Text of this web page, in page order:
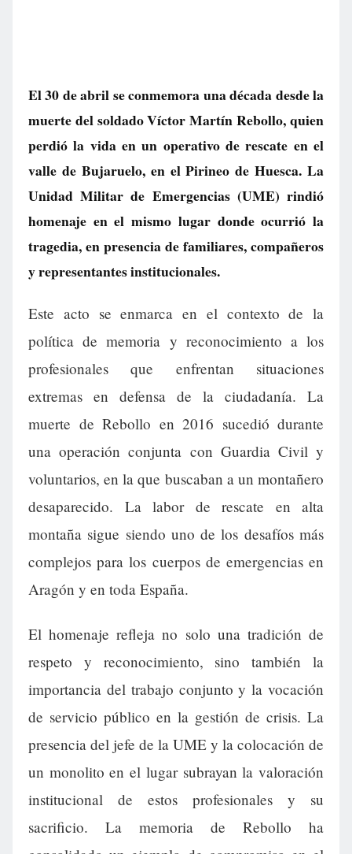
El 30 de abril se conmemora una década desde la
muerte del soldado Víctor Martín Rebollo, quien
perdió la vida en un operativo de rescate en el
valle de Bujaruelo, en el Pirineo de Huesca. La
Unidad Militar de Emergencias (UME) rindió
homenaje en el mismo lugar donde ocurrió la
tragedia, en presencia de familiares, compañeros
y representantes institucionales.
Este acto se enmarca en el contexto de la
política de memoria y reconocimiento a los
profesionales que enfrentan situaciones
extremas en defensa de la ciudadanía. La
muerte de Rebollo en 2016 sucedió durante
una operación conjunta con Guardia Civil y
voluntarios, en la que buscaban a un montañero
desaparecido. La labor de rescate en alta
montaña sigue siendo uno de los desafíos más
complejos para los cuerpos de emergencias en
Aragón y en toda España.
El homenaje refleja no solo una tradición de
respeto y reconocimiento, sino también la
importancia del trabajo conjunto y la vocación
de servicio público en la gestión de crisis. La
presencia del jefe de la UME y la colocación de
un monolito en el lugar subrayan la valoración
institucional de estos profesionales y su
sacrificio. La memoria de Rebollo ha